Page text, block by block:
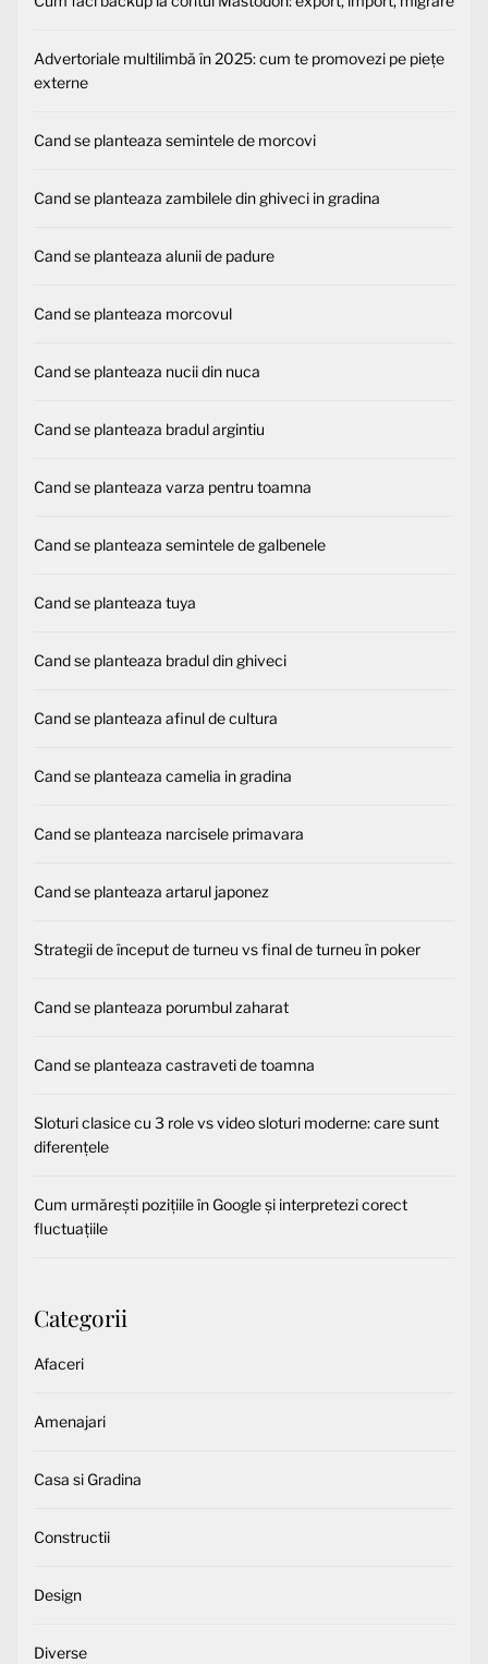
Advertoriale multilimbă în 2025: cum te promovezi pe piețe
externe
Cand se planteaza semintele de morcovi
Cand se planteaza zambilele din ghiveci in gradina
Cand se planteaza alunii de padure
Cand se planteaza morcovul
Cand se planteaza nucii din nuca
Cand se planteaza bradul argintiu
Cand se planteaza varza pentru toamna
Cand se planteaza semintele de galbenele
Cand se planteaza tuya
Cand se planteaza bradul din ghiveci
Cand se planteaza afinul de cultura
Cand se planteaza camelia in gradina
Cand se planteaza narcisele primavara
Cand se planteaza artarul japonez
Strategii de început de turneu vs final de turneu în poker
Cand se planteaza porumbul zaharat
Cand se planteaza castraveti de toamna
Sloturi clasice cu 3 role vs video sloturi moderne: care sunt
diferențele
Cum urmărești pozițiile în Google și interpretezi corect
fluctuațiile
Categorii
Afaceri
Amenajari
Casa si Gradina
Constructii
Design
Diverse